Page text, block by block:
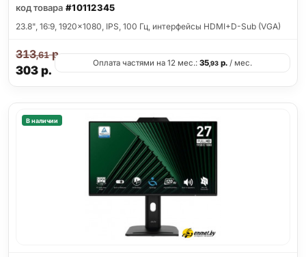
код товара #10112345
23.8", 16:9, 1920x1080, IPS, 100 Гц, интерфейсы HDMI+D-Sub (VGA)
303р.
313,61р.
Оплата частями на 12 мес.: 35,93р./ мес.
В наличии